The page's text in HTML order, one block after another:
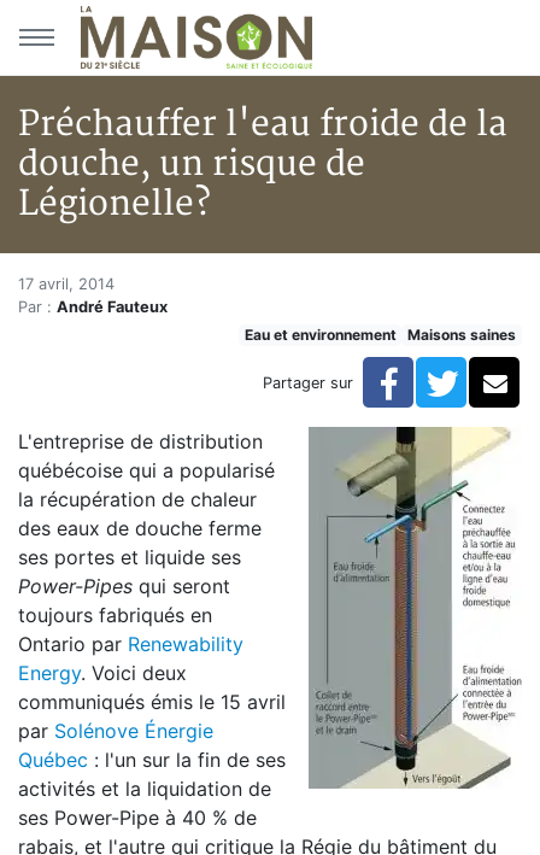
Aller au menu principal
Aller au contenu principal
Préchauffer l'eau froide de la
douche, un risque de
Légionelle?
Accueil
Articles
Hypersensibilités environnementales
Préchauffer l'eau froide de la douche, un risque de
Préchauffer l'eau froide de la
17 avril, 2014
Par : André Fauteux
Eau et environnement
Maisons saines
Partager sur Facebook
L'entreprise de distribution
québécoise qui a popularisé
la récupération de chaleur
des eaux de douche ferme
ses portes et liquide ses
Power-Pipes qui seront
toujours fabriqués en
Ontario par Renewability
Energy. Voici deux
communiqués émis le 15 avril
par Solénove Énergie
Québec : l'un sur la fin de ses
activités et la liquidation de
ses Power-Pipe à 40 % de
rabais, et l'autre qui critique la Régie du bâtiment du